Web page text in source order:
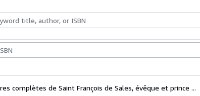
& Collectibles
complètes de Saint François de Sales, évêque et prince ...